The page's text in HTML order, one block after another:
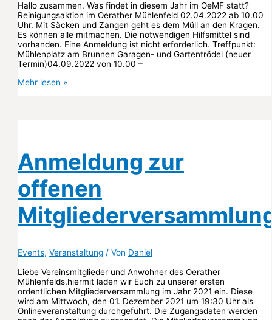
Hallo zusammen. Was findet in diesem Jahr im OeMF statt?
Reinigungsaktion im Oerather Mühlenfeld 02.04.2022 ab 10.00
Uhr. Mit Säcken und Zangen geht es dem Müll an den Kragen.
Es können alle mitmachen. Die notwendigen Hilfsmittel sind
vorhanden. Eine Anmeldung ist nicht erforderlich. Treffpunkt:
Mühlenplatz am Brunnen Garagen- und Gartentrödel (neuer
Termin)04.09.2022 von 10.00 –
Termine
Mehr lesen »
Anmeldung zur
offenen
Events,Veranstaltung / Von Daniel
Liebe Vereinsmitglieder und Anwohner des Oerather
Mühlenfelds,hiermit laden wir Euch zu unserer ersten
ordentlichen Mitgliederversammlung im Jahr 2021 ein. Diese
wird am Mittwoch, den 01. Dezember 2021 um 19:30 Uhr als
Onlineveranstaltung durchgeführt. Die Zugangsdaten werden